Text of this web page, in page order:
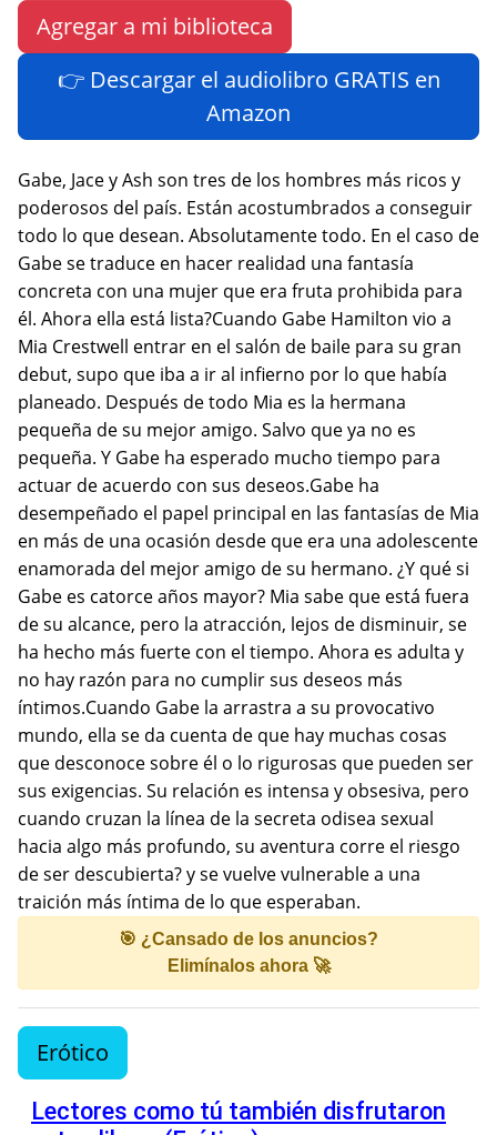
Agregar a mi biblioteca
👉 Descargar el audiolibro GRATIS en
Amazon
Gabe, Jace y Ash son tres de los hombres más ricos y
poderosos del país. Están acostumbrados a conseguir
todo lo que desean. Absolutamente todo. En el caso de
Gabe se traduce en hacer realidad una fantasía
concreta con una mujer que era fruta prohibida para
él. Ahora ella está lista?Cuando Gabe Hamilton vio a
Mia Crestwell entrar en el salón de baile para su gran
debut, supo que iba a ir al infierno por lo que había
planeado. Después de todo Mia es la hermana
pequeña de su mejor amigo. Salvo que ya no es
pequeña. Y Gabe ha esperado mucho tiempo para
actuar de acuerdo con sus deseos.Gabe ha
desempeñado el papel principal en las fantasías de Mia
en más de una ocasión desde que era una adolescente
enamorada del mejor amigo de su hermano. ¿Y qué si
Gabe es catorce años mayor? Mia sabe que está fuera
de su alcance, pero la atracción, lejos de disminuir, se
ha hecho más fuerte con el tiempo. Ahora es adulta y
no hay razón para no cumplir sus deseos más
íntimos.Cuando Gabe la arrastra a su provocativo
mundo, ella se da cuenta de que hay muchas cosas
que desconoce sobre él o lo rigurosas que pueden ser
sus exigencias. Su relación es intensa y obsesiva, pero
cuando cruzan la línea de la secreta odisea sexual
hacia algo más profundo, su aventura corre el riesgo
de ser descubierta? y se vuelve vulnerable a una
traición más íntima de lo que esperaban.
🎯 ¿Cansado de los anuncios?
Elimínalos ahora 🚀
Erótico
Lectores como tú también disfrutaron